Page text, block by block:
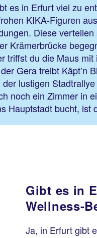
es in Erfurt viel zu
KIKA-Figuren
Diese
Krämerbrücke
triffst du die Maus
Gera treibt Käpt’n
lustigen
noch ein Zimmer in
Hauptstadt bucht, ist
Gibt es in
Wellness-
Ja, in Erfurt gibt